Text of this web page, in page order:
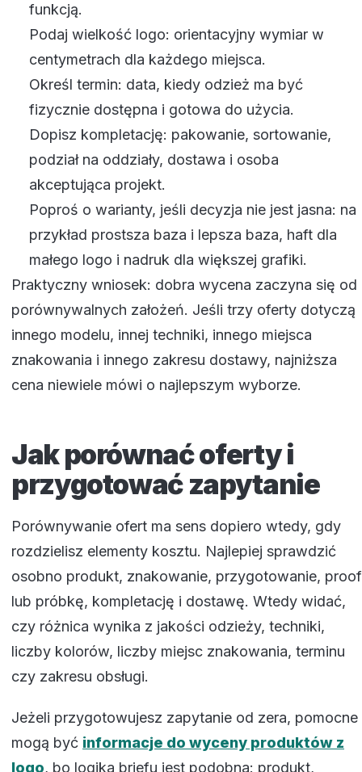
funkcją.
Podaj wielkość logo: orientacyjny wymiar w
centymetrach dla każdego miejsca.
Określ termin: data, kiedy odzież ma być
fizycznie dostępna i gotowa do użycia.
Dopisz kompletację: pakowanie, sortowanie,
podział na oddziały, dostawa i osoba
akceptująca projekt.
Poproś o warianty, jeśli decyzja nie jest jasna: na
przykład prostsza baza i lepsza baza, haft dla
małego logo i nadruk dla większej grafiki.
Praktyczny wniosek: dobra wycena zaczyna się od
porównywalnych założeń. Jeśli trzy oferty dotyczą
innego modelu, innej techniki, innego miejsca
znakowania i innego zakresu dostawy, najniższa
cena niewiele mówi o najlepszym wyborze.
Jak porównać oferty i
przygotować zapytanie
Porównywanie ofert ma sens dopiero wtedy, gdy
rozdzielisz elementy kosztu. Najlepiej sprawdzić
osobno produkt, znakowanie, przygotowanie, proof
lub próbkę, kompletację i dostawę. Wtedy widać,
czy różnica wynika z jakości odzieży, techniki,
liczby kolorów, liczby miejsc znakowania, terminu
czy zakresu obsługi.
Jeżeli przygotowujesz zapytanie od zera, pomocne
mogą być informacje do wyceny produktów z
logo, bo logika briefu jest podobna: produkt,